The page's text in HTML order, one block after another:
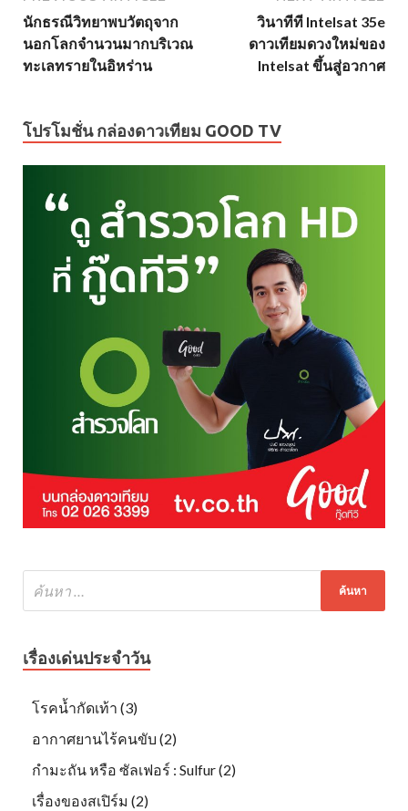
นักธรณีวิทยาพบวัตถุจาก
นอกโลกจำนวนมากบริเวณ
ทะเลทรายในอิหร่าน
วินาทีที Intelsat 35e
ดาวเทียมดวงใหม่ของ
Intelsat ขึ้นสู่อวกาศ
โปรโมชั่น กล่องดาวเทียม GOOD TV
เรื่องเด่นประจำวัน
โรคน้ำกัดเท้า (3)
อากาศยานไร้คนขับ (2)
กำมะถัน หรือ ซัลเฟอร์ : Sulfur (2)
เรื่องของสเปิร์ม (2)